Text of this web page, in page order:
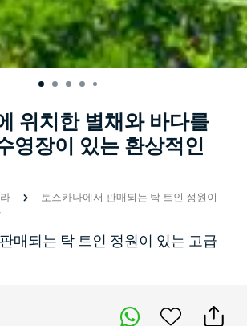
위치한 별채와 바다를
영장이 있는 환상적인
토스카나에서 판매되는 탁 트인 정원이
매되는 탁 트인 정원이 있는 고급